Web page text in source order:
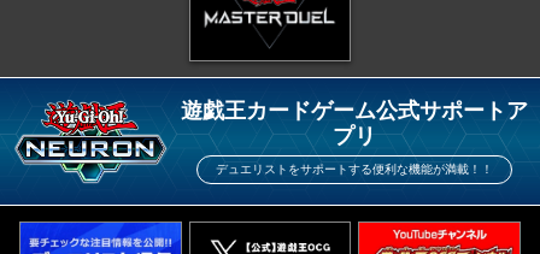
遊戯王カードゲーム公式サポートア
プリ
デュエリストをサポートする便利な機能が満載！！